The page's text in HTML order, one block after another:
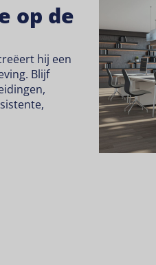
op de
hij een
Blijf